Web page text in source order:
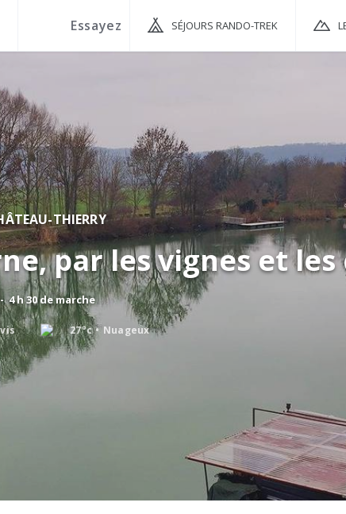
SÉJOURS RANDO-TREK
THIERRY
par les vignes et
4 h 30 de marche
27°c Nuageux